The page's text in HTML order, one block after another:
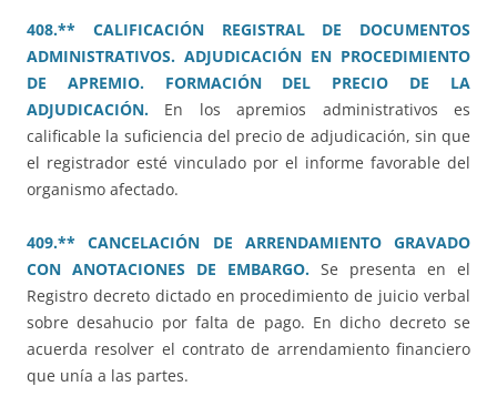
408.** CALIFICACIÓN REGISTRAL DE DOCUMENTOS
ADMINISTRATIVOS. ADJUDICACIÓN EN PROCEDIMIENTO
DE APREMIO. FORMACIÓN DEL PRECIO DE LA
ADJUDICACIÓN. En los apremios administrativos es
calificable la suficiencia del precio de adjudicación, sin que
el registrador esté vinculado por el informe favorable del
organismo afectado.
409.** CANCELACIÓN DE ARRENDAMIENTO GRAVADO
CON ANOTACIONES DE EMBARGO. Se presenta en el
Registro decreto dictado en procedimiento de juicio verbal
sobre desahucio por falta de pago. En dicho decreto se
acuerda resolver el contrato de arrendamiento financiero
que unía a las partes.